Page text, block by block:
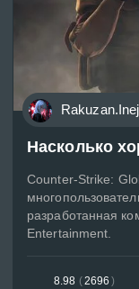
Rakuzan.Inej
Насколько
Counter-Strike:
разработанная
Entertainment.
8.98 (2696 )